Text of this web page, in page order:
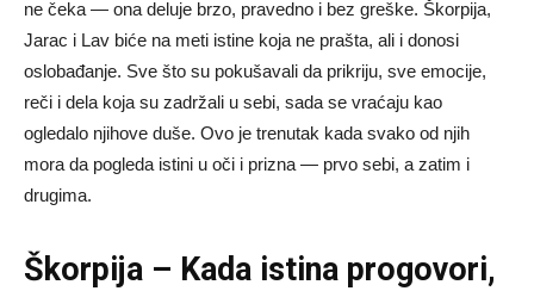
ne čeka — ona deluje brzo, pravedno i bez greške. Škorpija,
Jarac i Lav biće na meti istine koja ne prašta, ali i donosi
oslobađanje. Sve što su pokušavali da prikriju, sve emocije,
reči i dela koja su zadržali u sebi, sada se vraćaju kao
ogledalo njihove duše. Ovo je trenutak kada svako od njih
mora da pogleda istini u oči i prizna — prvo sebi, a zatim i
drugima.
Škorpija – Kada istina progovori,